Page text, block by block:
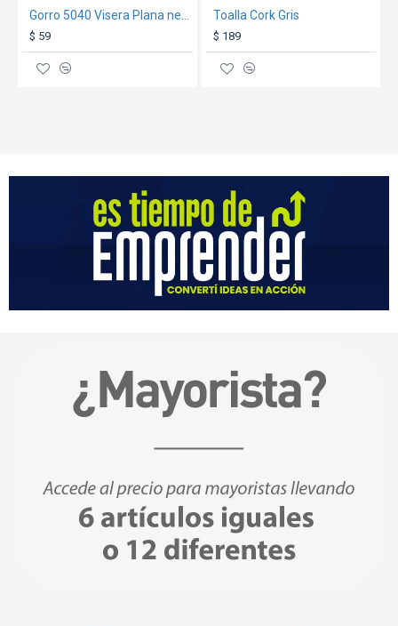
$ 59
Toalla Cork Gris
$ 189